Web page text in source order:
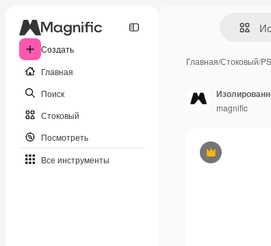
Создать
Главная
Поиск
Стоковый
Посмотреть
Все инструменты
Главная/Стоковый/
Премиум
magnific